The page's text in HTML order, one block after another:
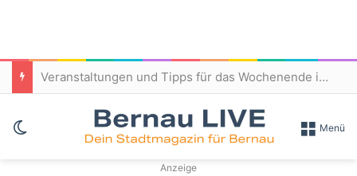
Veranstaltungen und Tipps für das Wochenende in und um Bernau
Skin umschalten Menü
Anzeige